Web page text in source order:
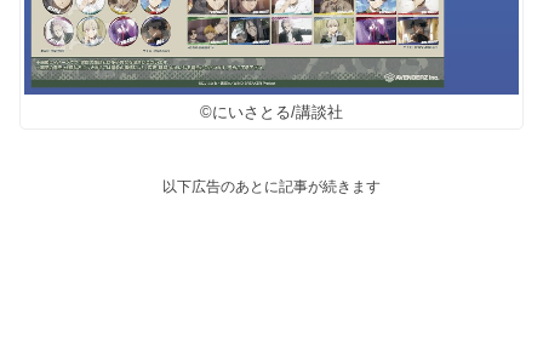
©にいさとる/講談社
以下広告のあとに記事が続きます